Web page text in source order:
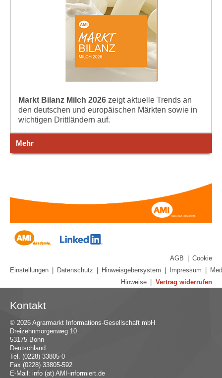
Markt Bilanz Milch 2026 zeigt aktuelle Trends an
den deutschen und europäischen Märkten sowie in
wichtigen Drittländern auf.
Mehr
AGB
Cookie
Einstellungen
Datenschutz Hinweisgebersystem Impressum
Hinweise
Vertrag widerrufen
Kontakt
© 2026 Agrarmarkt Informations-Gesellschaft mbH
Dreizehnmorgenweg 10
53175 Bonn
Deutschland
Tel. (0228) 33805-0
Fax (0228) 33805-592
E-Mail: info (at) AMI-informiert.de